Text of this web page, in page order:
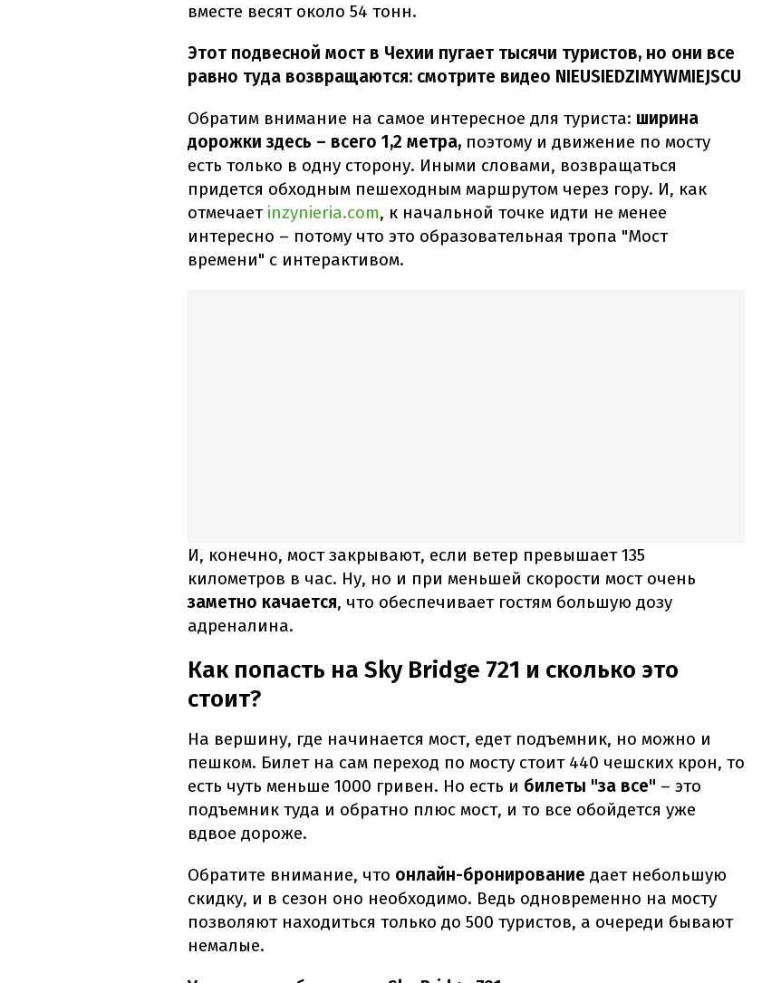
вместе весят около 54 тонн.
Этот подвесной мост в Чехии пугает тысячи туристов, но они все
равно туда возвращаются: смотрите видео NIEUSIEDZIMYWMIEJSCU
Обратим внимание на самое интересное для туриста: ширина
дорожки здесь – всего 1,2 метра, поэтому и движение по мосту
есть только в одну сторону. Иными словами, возвращаться
придется обходным пешеходным маршрутом через гору. И, как
отмечает inzynieria.com, к начальной точке идти не менее
интересно – потому что это образовательная тропа "Мост
времени" с интерактивом.
И, конечно, мост закрывают, если ветер превышает 135
километров в час. Ну, но и при меньшей скорости мост очень
заметно качается, что обеспечивает гостям большую дозу
адреналина.
Как попасть на Sky Bridge 721 и сколько это
стоит?
На вершину, где начинается мост, едет подъемник, но можно и
пешком. Билет на сам переход по мосту стоит 440 чешских крон, то
есть чуть меньше 1000 гривен. Но есть и билеты "за все" – это
подъемник туда и обратно плюс мост, и то все обойдется уже
вдвое дороже.
Обратите внимание, что онлайн-бронирование дает небольшую
скидку, и в сезон оно необходимо. Ведь одновременно на мосту
позволяют находиться только до 500 туристов, а очереди бывают
немалые.